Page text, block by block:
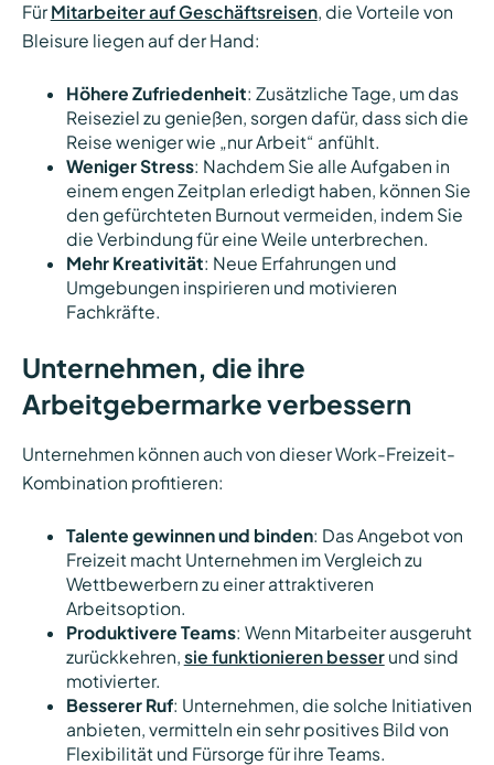
Für Mitarbeiter auf Geschäftsreisen, die Vorteile von
Bleisure liegen auf der Hand:
Höhere Zufriedenheit: Zusätzliche Tage, um das
Reiseziel zu genießen, sorgen dafür, dass sich die
Reise weniger wie „nur Arbeit“ anfühlt.
Weniger Stress: Nachdem Sie alle Aufgaben in
einem engen Zeitplan erledigt haben, können Sie
den gefürchteten Burnout vermeiden, indem Sie
die Verbindung für eine Weile unterbrechen.
Mehr Kreativität: Neue Erfahrungen und
Umgebungen inspirieren und motivieren
Fachkräfte.
Unternehmen, die ihre
Arbeitgebermarke verbessern
Unternehmen können auch von dieser Work-Freizeit-
Kombination profitieren:
Talente gewinnen und binden: Das Angebot von
Freizeit macht Unternehmen im Vergleich zu
Wettbewerbern zu einer attraktiveren
Arbeitsoption.
Produktivere Teams: Wenn Mitarbeiter ausgeruht
zurückkehren, sie funktionieren besserund sind
motivierter.
Besserer Ruf: Unternehmen, die solche Initiativen
anbieten, vermitteln ein sehr positives Bild von
Flexibilität und Fürsorge für ihre Teams.